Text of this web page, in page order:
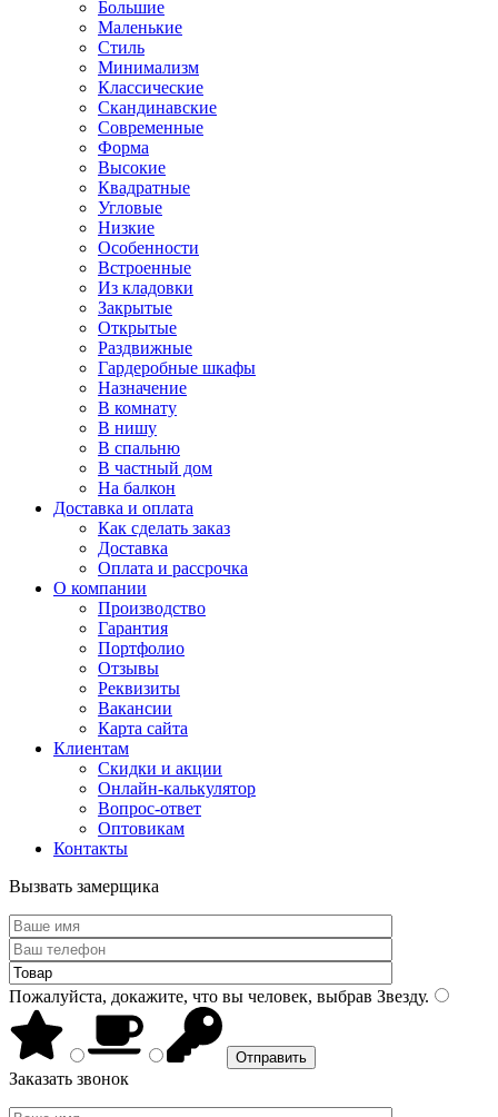
Большие
Маленькие
Стиль
Минимализм
Классические
Скандинавские
Современные
Форма
Высокие
Квадратные
Угловые
Низкие
Особенности
Встроенные
Из кладовки
Закрытые
Открытые
Раздвижные
Гардеробные шкафы
Назначение
В комнату
В нишу
В спальню
В частный дом
На балкон
Доставка и оплата
Как сделать заказ
Доставка
Оплата и рассрочка
О компании
Производство
Гарантия
Портфолио
Отзывы
Реквизиты
Вакансии
Карта сайта
Клиентам
Скидки и акции
Онлайн-калькулятор
Вопрос-ответ
Оптовикам
Контакты
Вызвать замерщика
Пожалуйста, докажите, что вы человек, выбрав Звезду.
Заказать звонок